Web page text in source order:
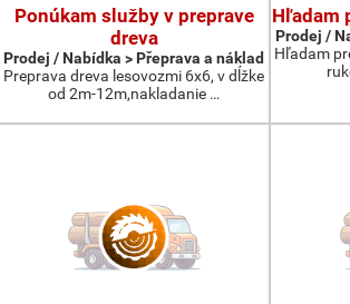
Ponúkam služby v preprave
dreva
Prodej / Nabídka > Přeprava a náklad
Preprava dreva lesovozmi 6x6, v dĺžke
od 2m-12m,nakladanie …
Hľadam
Prodej /
Hľadam